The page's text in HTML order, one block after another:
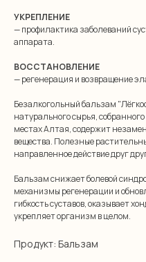
УКРЕПЛЕНИЕ
— профилактика заболеваний
аппарата.
ВОССТАНОВЛЕНИЕ
— регенерация и возвращение
Безалкогольный бальзам
натурального сырья,
местах Алтая, содержит
вещества. Полезные
направленное действие друг
Бальзам снижает болевой
механизмы регенерации и
гибкость суставов, оказывает
укрепляет организм в целом.
Продукт: Бальзам